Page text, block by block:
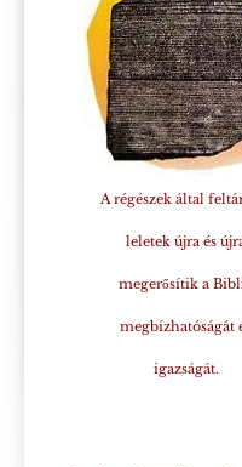
A régészek által
leletek újra és
megerősítik a
megbízhatóságát
igazságát.